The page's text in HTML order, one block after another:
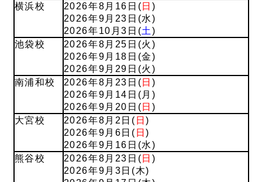
横浜校
2026年8月16日( 日 )
2026年9月23日(水)
2026年10月3日(土 )
池袋校
2026年8月25日(火)
2026年9月18日(金)
2026年9月29日(火)
南浦和校
2026年8月23日( 日 )
2026年9月14日(月)
2026年9月20日( 日 )
大宮校
2026年8月2日( 日)
2026年9月6日( 日)
2026年9月16日(水)
熊谷校
2026年8月23日( 日 )
2026年9月3日(木)